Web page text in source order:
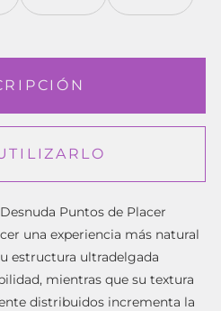
Puntos de Placer
una experiencia más natural
estructura ultradelgada
mientras que su textura
distribuidos incrementa la